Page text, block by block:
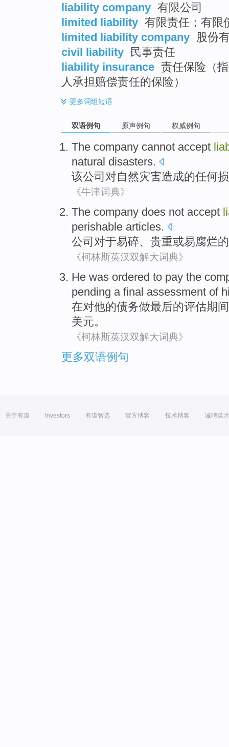
liability company 有限公司
limited liability 有限责任；有限
limited liability company 股份
civil liability
民事责任
liability insurance 责任保险（
人承担赔偿责任的保险）
更多词组短语
双语例句 原声例句 权威例句
The company cannot accept
natural disasters.
该公司 对自然灾害造成的任何
《牛津词典》
The company does not accept
perishable articles.
公司 对于易碎、 贵重或易腐烂的
《柯林斯英汉双解大词典》
He was ordered to pay the
pending a final assessment of
在对他的债务做最后的评估期
美元。
《柯林斯英汉双解大词典》
更多双语例句
关于有道 Investors 有道智选 官方博客 技术博客 诚聘英才